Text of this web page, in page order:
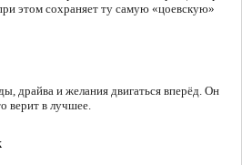
этом сохраняет ту самую «цоевскую»
драйва и желания двигаться вперёд. Он
верит в лучшее.